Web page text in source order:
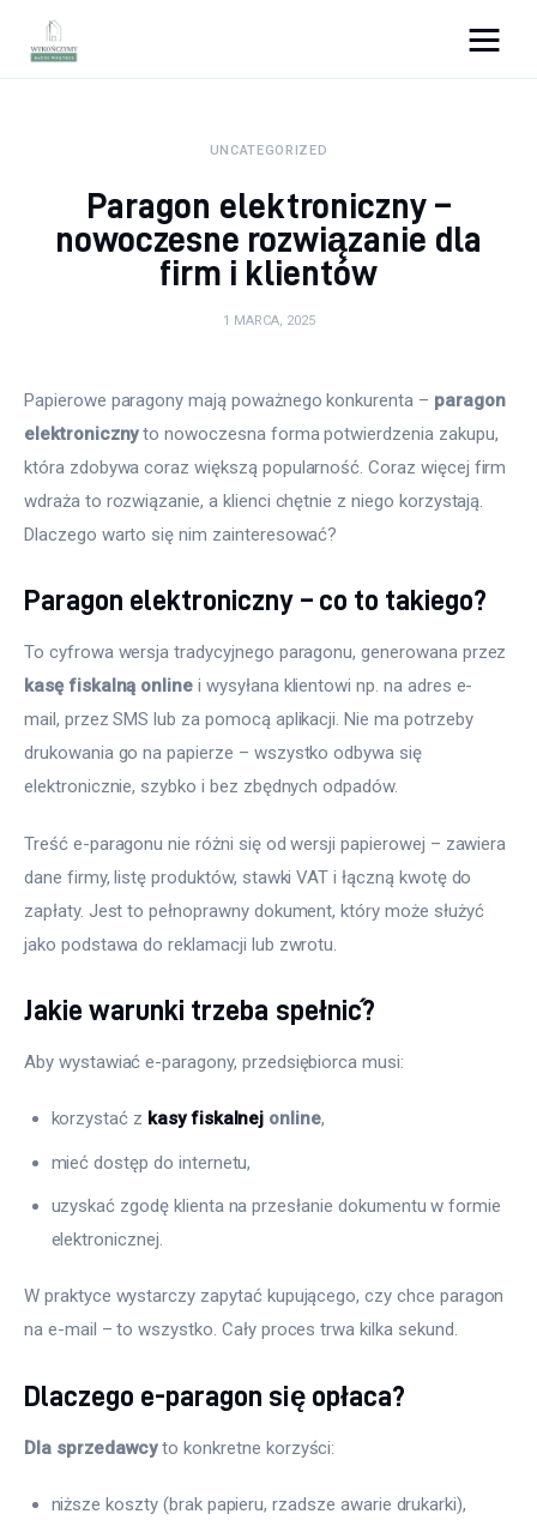
Porady wnętrzarskie
Remont
Kuchnia
Salon
Sypialnia
UNCATEGORIZED
Paragon elektroniczny –
nowoczesne rozwiązanie dla
firm i klientów
1 MARCA, 2025
Papierowe paragony mają poważnego konkurenta – paragon
elektroniczny to nowoczesna forma potwierdzenia zakupu,
która zdobywa coraz większą popularność. Coraz więcej firm
wdraża to rozwiązanie, a klienci chętnie z niego korzystają.
Dlaczego warto się nim zainteresować?
Paragon elektroniczny – co to takiego?
To cyfrowa wersja tradycyjnego paragonu, generowana przez
kasę fiskalną online i wysyłana klientowi np. na adres e-
mail, przez SMS lub za pomocą aplikacji. Nie ma potrzeby
drukowania go na papierze – wszystko odbywa się
elektronicznie, szybko i bez zbędnych odpadów.
Treść e-paragonu nie różni się od wersji papierowej – zawiera
dane firmy, listę produktów, stawki VAT i łączną kwotę do
zapłaty. Jest to pełnoprawny dokument, który może służyć
jako podstawa do reklamacji lub zwrotu.
Jakie warunki trzeba spełnić?
Aby wystawiać e-paragony, przedsiębiorca musi:
korzystać z kasy fiskalnej online,
mieć dostęp do internetu,
uzyskać zgodę klienta na przesłanie dokumentu w formie
elektronicznej.
W praktyce wystarczy zapytać kupującego, czy chce paragon
na e-mail – to wszystko. Cały proces trwa kilka sekund.
Dlaczego e-paragon się opłaca?
Dla sprzedawcy to konkretne korzyści:
niższe koszty (brak papieru, rzadsze awarie drukarki),